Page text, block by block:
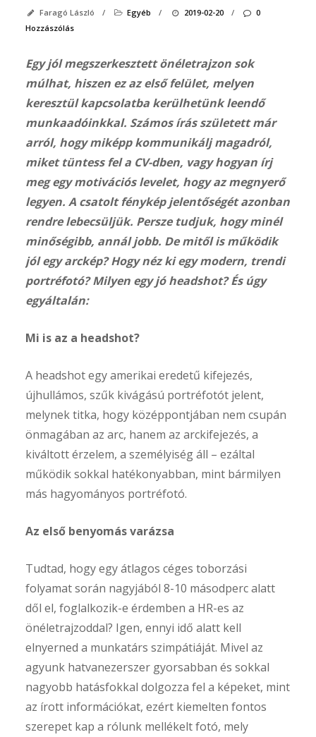
Faragó László / Egyéb / 2019-02-20 /
0
Hozzászólás
Egy jól megszerkesztett önéletrajzon sok
múlhat, hiszen ez az első felület, melyen
keresztül kapcsolatba kerülhetünk leendő
munkaadóinkkal. Számos írás született már
arról, hogy miképp kommunikálj magadról,
miket tüntess fel a CV-dben, vagy hogyan írj
meg egy motivációs levelet, hogy az megnyerő
legyen. A csatolt fénykép jelentőségét azonban
rendre lebecsüljük. Persze tudjuk, hogy minél
minőségibb, annál jobb. De mitől is működik
jól egy arckép? Hogy néz ki egy modern, trendi
portréfotó? Milyen egy jó headshot? És úgy
egyáltalán:
Mi is az a headshot?
A headshot egy amerikai eredetű kifejezés,
újhullámos, szűk kivágású portréfotót jelent,
melynek titka, hogy középpontjában nem csupán
önmagában az arc, hanem az arckifejezés, a
kiváltott érzelem, a személyiség áll – ezáltal
működik sokkal hatékonyabban, mint bármilyen
más hagyományos portréfotó.
Az első benyomás varázsa
Tudtad, hogy egy átlagos céges toborzási
folyamat során nagyjából 8-10 másodperc alatt
dől el, foglalkozik-e érdemben a HR-es az
önéletrajzoddal? Igen, ennyi idő alatt kell
elnyerned a munkatárs szimpátiáját. Mivel az
agyunk hatvanezerszer gyorsabban és sokkal
nagyobb hatásfokkal dolgozza fel a képeket, mint
az írott információkat, ezért kiemelten fontos
szerepet kap a rólunk mellékelt fotó, mely